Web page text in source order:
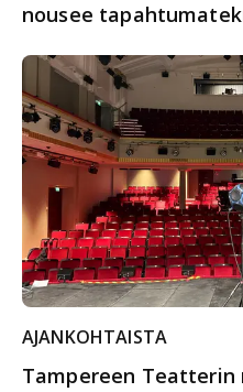
nousee
AJANKOHTAISTA
Tampereen